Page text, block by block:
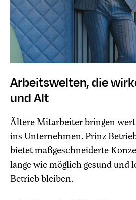
Arbeitswelten, die
und Alt
Ältere Mitarbeiter bringen
ins Unternehmen. Prinz
bietet maßgeschneiderte
lange wie möglich gesund und
Betrieb bleiben.